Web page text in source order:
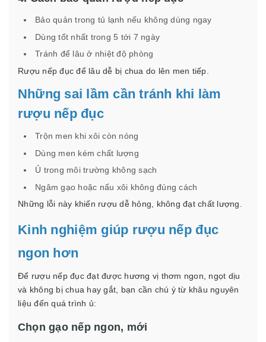
Bảo quản trong tủ lạnh nếu không dùng ngay
Dùng tốt nhất trong 5 tới 7 ngày
Tránh để lâu ở nhiệt độ phòng
Rượu nếp đục để lâu dễ bị chua do lên men tiếp.
Những sai lầm cần tránh khi làm
rượu nếp đục
Trộn men khi xôi còn nóng
Dùng men kém chất lượng
Ủ trong môi trường không sạch
Ngâm gạo hoặc nấu xôi không đúng cách
Những lỗi này khiến rượu dễ hỏng, không đạt chất lượng.
Kinh nghiệm giúp rượu nếp đục
ngon hơn
Để rượu nếp đục đạt được hương vị thơm ngon, ngọt dịu
và không bị chua hay gắt, bạn cần chú ý từ khâu nguyên
liệu đến quá trình ủ:
Chọn gạo nếp ngon, mới